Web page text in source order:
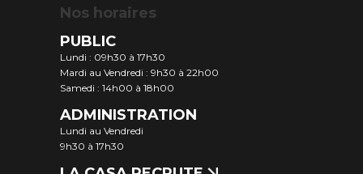
Nos horaires
PUBLIC
Lundi : 09h30 à 17h30
Mardi au Vendredi : 9h30 à 22h00
Samedi : 14h00 à 18h00
ADMINISTRATION
Lundi au Vendredi
9h30 à 17h30